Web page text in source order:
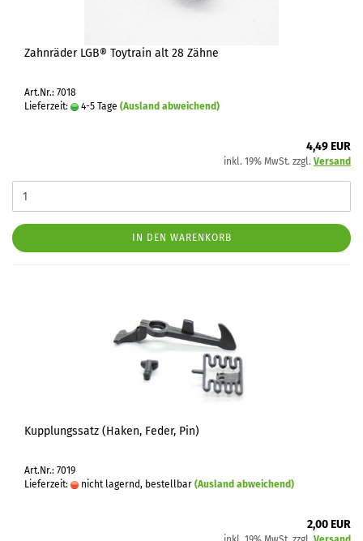
Zahnräder LGB® Toytrain alt 28 Zähne
Art.Nr.: 7018
Lieferzeit:
4-5 Tage (Ausland abweichend)
4,49 EUR
inkl. 19% MwSt. zzgl. Versand
IN DEN WARENKORB
Kupplungssatz (Haken, Feder, Pin)
Art.Nr.: 7019
Lieferzeit:
nicht lagernd, bestellbar (Ausland abweichend)
2,00 EUR